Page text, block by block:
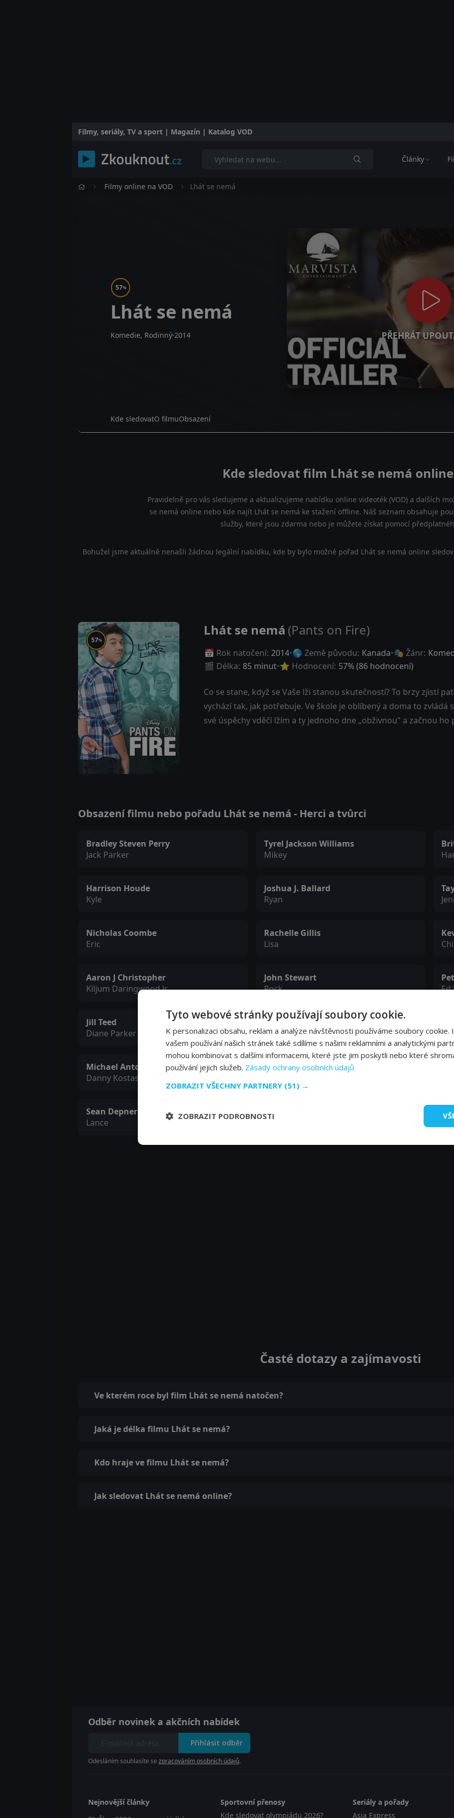
Filmy, seriály, TV a sport | Magazín | Katalog VOD
Články
Filmy online na VOD Lhát se nemá
PŘEHRÁT
57%
Lhát se nemá
Komedie, Rodinný 2014
Kde sledovatO filmuObsazení
Kde sledovat film Lhát se nemá
Pravidelně pro vás sledujeme a aktualizujeme nabídku online videoték (VOD) a dalších
se nemá online nebo kde najít Lhát se nemá ke stažení offline. Náš seznam obsahuje
služby, které jsou zdarma nebo je můžete získat pomocí
Bohužel jsme aktuálně nenašli žádnou legální nabídku, kde by bylo možné pořad Lhát se nemá online
57%
Lhát se nemá (Pants on Fire)
📅 Rok natočení: 2014 🌎 Země původu: Kanada 🎭 Žánr:
🎬 Délka: 85 minut ⭐ Hodnocení: 57% (86 hodnocení)
Co se stane, když se Vaše lži stanou skutečností? To brzy zjistí
vychází tak, jak potřebuje. Ve škole je oblíbený a doma to zvládá
své úspěchy vděčí lžím a ty jednoho dne „obživnou" a začnou
Obsazení filmu nebo pořadu Lhát se nemá - Herci a tvůrci
Bradley Steven Perry
Jack Parker
Tyrel Jackson Williams
Mikey
Harrison Houde
Kyle
Joshua J. Ballard
Ryan
Nicholas Coombe
Eric
Rachelle Gillis
Lisa
Aaron J Christopher
Kiljum Daringwood Jr
John Stewart
Rock
Ed
Jill Teed
Diane Parker
Manoj Sood
Principal Kar
Michael Antonakos
Danny Kostas
Alison Araya
Sean Depner
Lance
Časté dotazy a zajímavosti
Ve kterém roce byl film Lhát se nemá natočen?
Jaká je délka filmu Lhát se nemá?
Kdo hraje ve filmu Lhát se nemá?
Jak sledovat Lhát se nemá online?
Odběr novinek a akčních nabídek
Přihlásit odběr
Odesláním souhlasíte se zpracováním osobních údajů.
Nejnovější články
Sportovní přenosy
Kde sledovat olympiádu 2026?
Seriály a pořady
Asia Express
Tyto webové stránky používají soubory cookie.
K personalizaci obsahu, reklam a analýze návštěvnosti používáme soubory cookie.
vašem používání našich stránek také sdílíme s našimi reklamními a analytickými
mohou kombinovat s dalšími informacemi, které jste jim poskytli nebo které
používání jejich služeb. Zásady ochrany osobních údajů
ZOBRAZIT VŠECHNY PARTNERY (51) →
ZOBRAZIT PODROBNOSTI